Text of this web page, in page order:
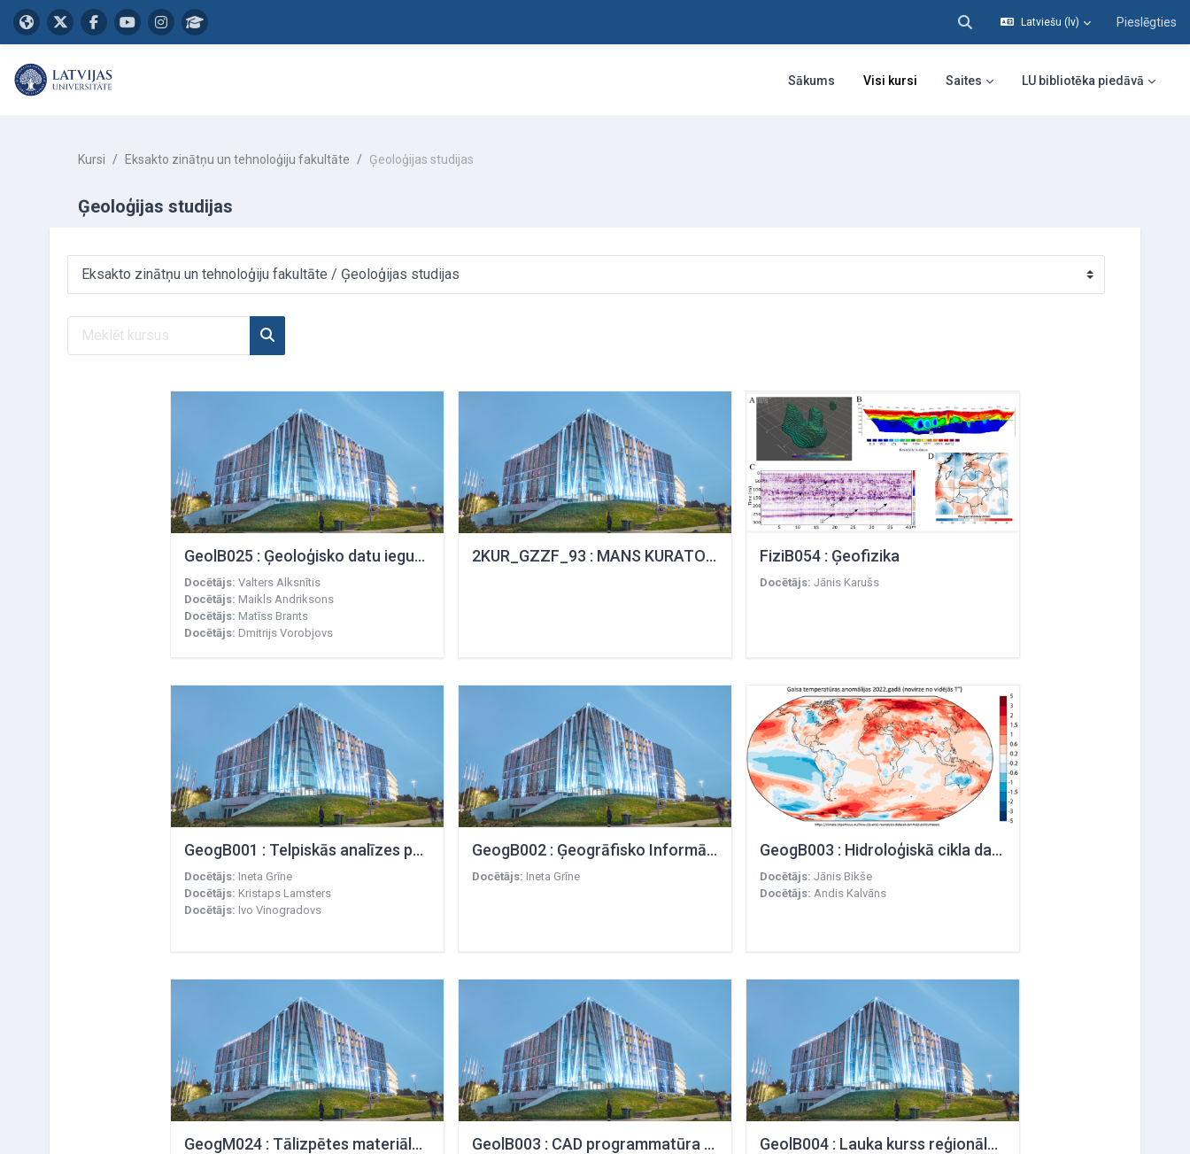
Pārslēgt meklēšanas ievadi
Latviešu ‎(lv)‎ Pieslēgties
Sākums Visi kursi Saites LU bibliotēka piedāvā
Kursi Eksakto zinātņu un tehnoloģiju fakultāte Ģeoloģijas studijas
Ģeoloģijas studijas
Kursu kategorijas
Meklēt kursus
GeolB025 : Ģeoloģisko datu ieguves metodes
Docētājs: Valters Alksnītis
Docētājs: Maikls Andriksons
Docētājs: Matīss Brants
Docētājs: Dmitrijs Vorobjovs
2KUR_GZZF_93 : MANS KURATORS ĢZZF VII FiziB054 : Ģeofizika
Docētājs: Jānis Karušs
GeogB001 : Telpiskās analīzes pamati ģeoloģijā
Docētājs: Ineta Grīne
Docētājs: Kristaps Lamsters
Docētājs: Ivo Vinogradovs
GeogB002 : Ģeogrāfisko Informācijas Sistēmu pamati ArcView vidē
Docētājs: Ineta Grīne
GeogB003 : Hidroloģiskā cikla dati un modeļi
Docētājs: Jānis Bikše
Docētājs: Andis Kalvāns
GeogM024 : Tālizpētes materiālu apstrāde un interpretācija (TMAI) GeolB003 : CAD programmatūra ģeoloģijā GeolB004 : Lauka kurss reģionālajā ģeoloģijā